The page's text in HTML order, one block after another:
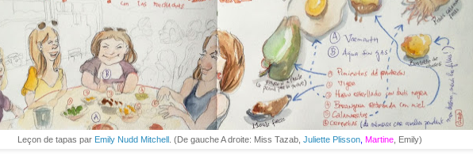
Leçon de tapas par Emily Nudd Mitchell . (De gauche A droite: Miss Tazab, Juliette Plisson Martine , Emily)